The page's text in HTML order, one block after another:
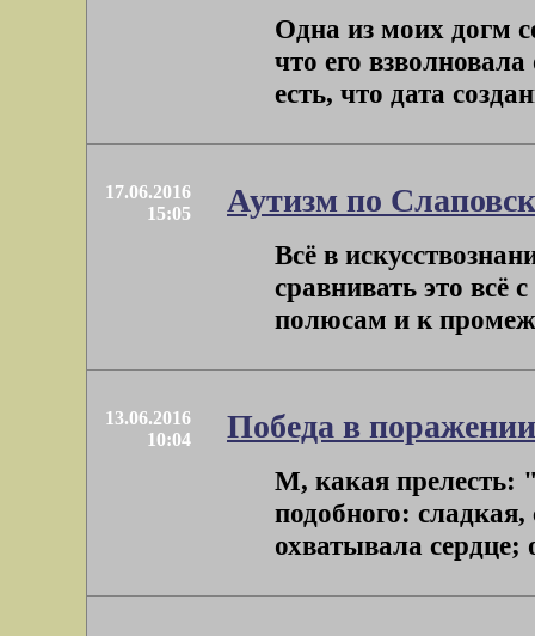
Одна из моих догм
что его
есть, что дата
17.06.2016
15:05
Аутизм по
Всё в
сравнивать это
полюсам и к
13.06.2016
10:04
Победа в
М, какая прелесть:
подобного: сладкая,
охватывала сердце;